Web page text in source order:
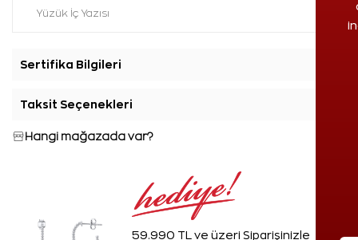
Sertifika Bilgileri
Taksit Seçenekleri
Hangi mağazada var?
59.990 TL ve üzeri Siparişinizle